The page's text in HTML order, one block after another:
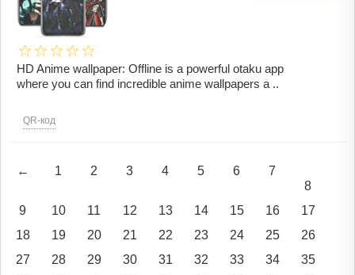
HD Anime wallpaper: Offline is a powerful otaku app
where you can find incredible anime wallpapers a ..
QR-код
← 1 2 3 4 5 6
7
8
9
10 11 12 13 14 15 16
17
18
19 20 21 22 23 24 25
26
27
28 29 30 31 32 33 34
35